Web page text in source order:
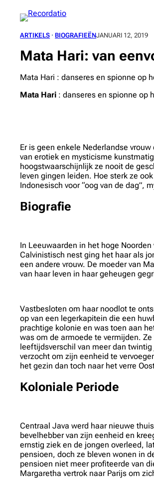
inhoudARTIKELS · BIOGRAFIEËNJANUARI 12, 2019
Mata Hari: van
Mata Hari : danseres en spionne op
Mata Hari : danseres en spionne op
Er is geen enkele Nederlandse
van erotiek en mysticisme
hoogstwaarschijnlijk ze nooit de
leven gingen leiden. Hoe sterk ze
Indonesisch voor “oog van de dag”,
Biografie
In Leeuwaarden in het hoge
Calvinistisch nest ging het haar als
een andere vrouw. De moeder van
van haar leven in haar geheugen
Vastbesloten om haar noodlot te
op van een legerkapitein die een
prachtige kolonie en was toen aan
was om de armoede te vermijden.
leeftijdsverschil van meer dan
verzocht om zijn eenheid te
het gezin dan toch naar het verre
Koloniale Periode
Centraal Java werd haar nieuwe
bevelhebber van zijn eenheid en
ernstig ziek en de jongen overleed,
pensioen, doch ze bleven wonen in
pensioen niet meer profiteerde van
Margaretha vertrok naar Parijs om